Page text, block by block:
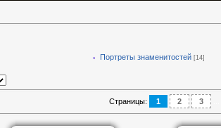
Портреты знаменитостей [14]
Страницы: 1 2 3